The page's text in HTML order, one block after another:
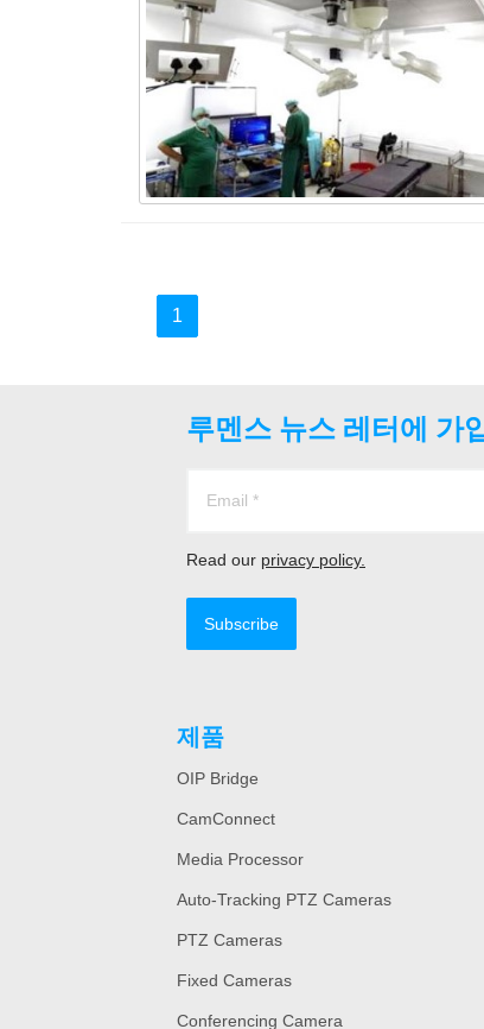
1
루멘스 뉴스 레터에 가
Read our privacy policy.
Subscribe
제품
OIP Bridge
CamConnect
Media Processor
Auto-Tracking PTZ Cameras
PTZ Cameras
Fixed Cameras
Conferencing Camera